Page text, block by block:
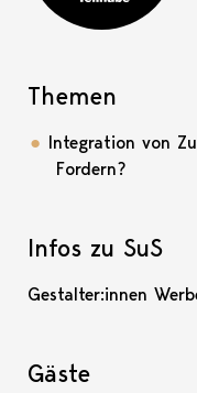
Themen
Integration von
Fordern?
Infos zu SuS
Gestalter:innen
Gäste